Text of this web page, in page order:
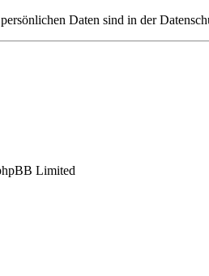
Daten sind in der
Limited